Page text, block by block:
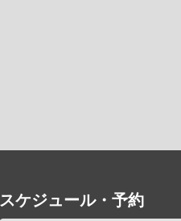
スケジュール・予約